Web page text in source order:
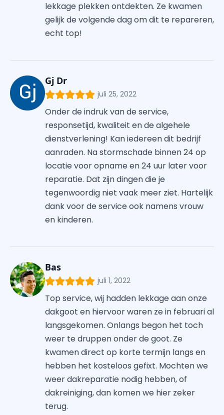
lekkage plekken ontdekten. Ze kwamen
gelijk de volgende dag om dit te repareren,
echt top!
Gj Dr
juli 25, 2022
Onder de indruk van de service,
responsetijd, kwaliteit en de algehele
dienstverlening! Kan iedereen dit bedrijf
aanraden. Na stormschade binnen 24 op
locatie voor opname en 24 uur later voor
reparatie. Dat zijn dingen die je
tegenwoordig niet vaak meer ziet. Hartelijk
dank voor de service ook namens vrouw
en kinderen.
Bas
juli 1, 2022
Top service, wij hadden lekkage aan onze
dakgoot en hiervoor waren ze in februari al
langsgekomen. Onlangs begon het toch
weer te druppen onder de goot. Ze
kwamen direct op korte termijn langs en
hebben het kosteloos gefixt. Mochten we
weer dakreparatie nodig hebben, of
dakreiniging, dan komen we hier zeker
terug.